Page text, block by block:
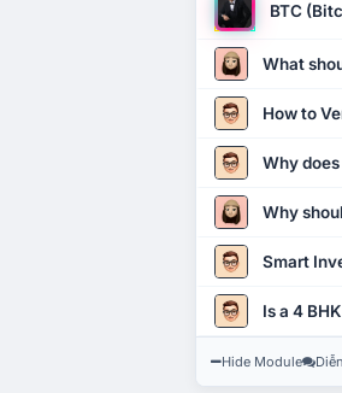
BTC
What
How to
Why
Why
Smart
Is a 4
Hide Module